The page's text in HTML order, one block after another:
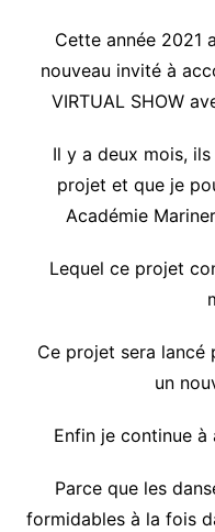
Cette année 2021
nouveau invité à
VIRTUAL SHOW
Il y a deux mois,
projet et que je
Académie
Lequel ce projet
Ce projet sera lancé
un
Enfin je continue à
Parce que les
formidables à la fois